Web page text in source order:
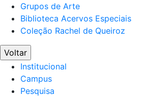
Grupos de Arte
Biblioteca Acervos Especiais
Coleção Rachel de Queiroz
Voltar
Institucional
Campus
Pesquisa